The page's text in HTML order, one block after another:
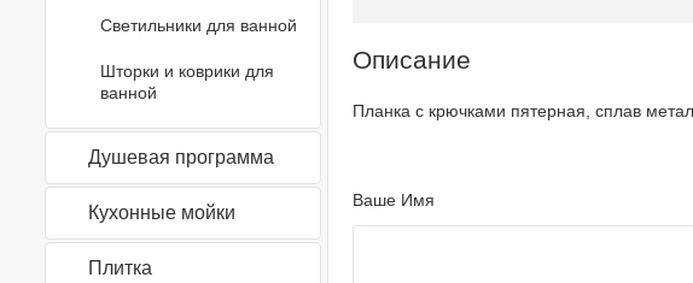
Светильники для ванной
Шторки и коврики для
ванной
Душевая программа
Кухонные мойки
Плитка
Описание
Планка с крючками пятерная, сплав
Ваше Имя